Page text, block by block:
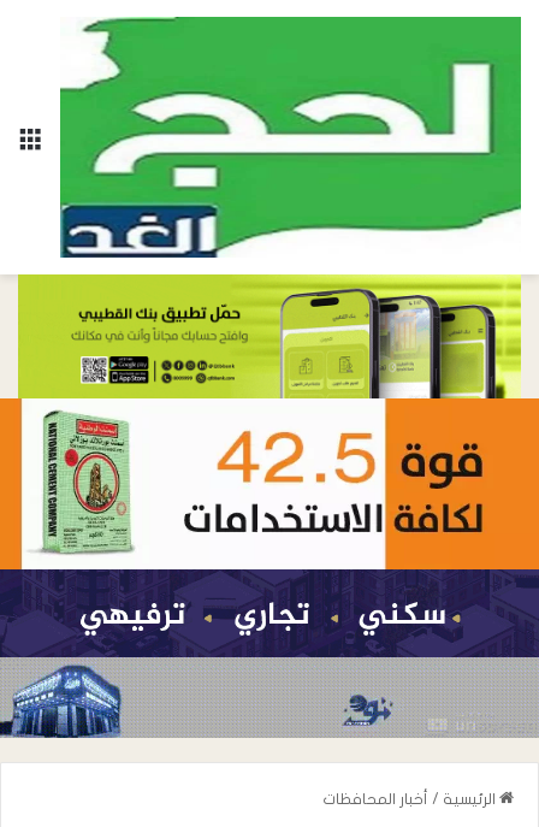
الرئيسية / أخبار المحافظات